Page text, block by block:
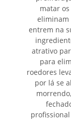
matar
eliminam
entrem na
atrativo
para
roedores
por lá se